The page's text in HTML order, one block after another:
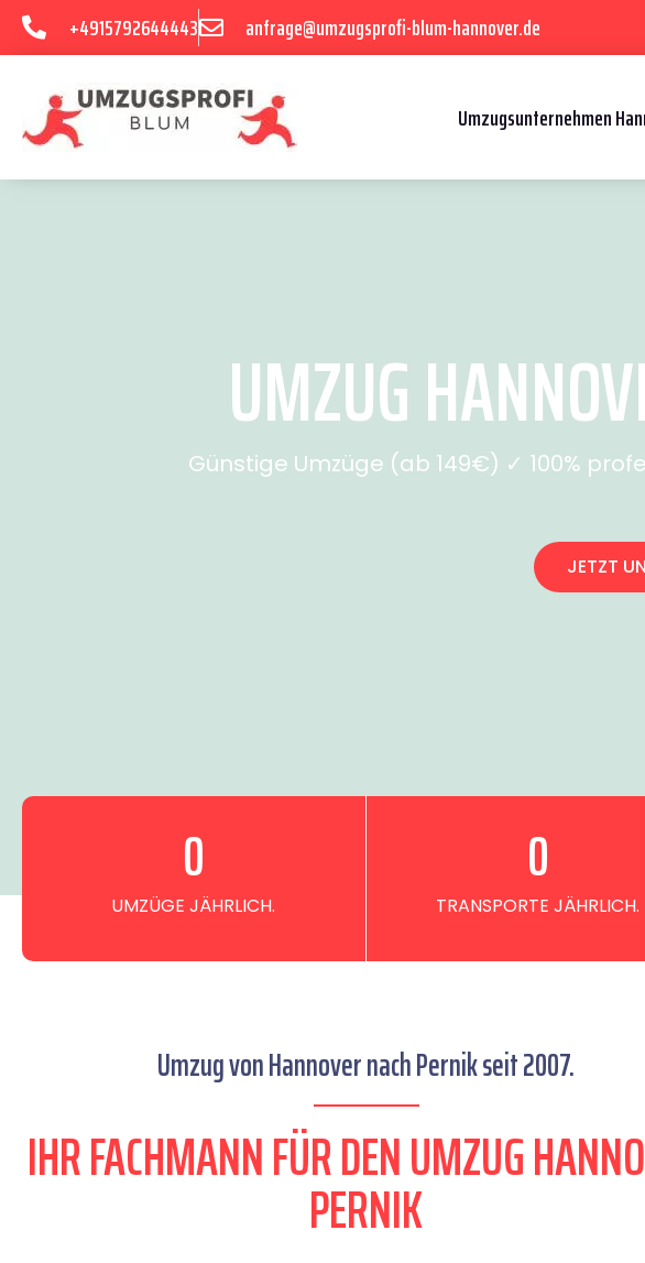
+4915792644443 anfrage@umzugsprofi-blum-hannover.de
Umzugsunternehmen
UMZUG
Günstige Umzüge (ab 149€) ✓ 100%
JETZT
UMZÜGE JÄHRLICH.
0
TRANSPORTE JÄHRLICH.
0
Umzug von Hannover nach Pernik seit 2007.
IHR FACHMANN FÜR DEN UMZUG
PERNIK